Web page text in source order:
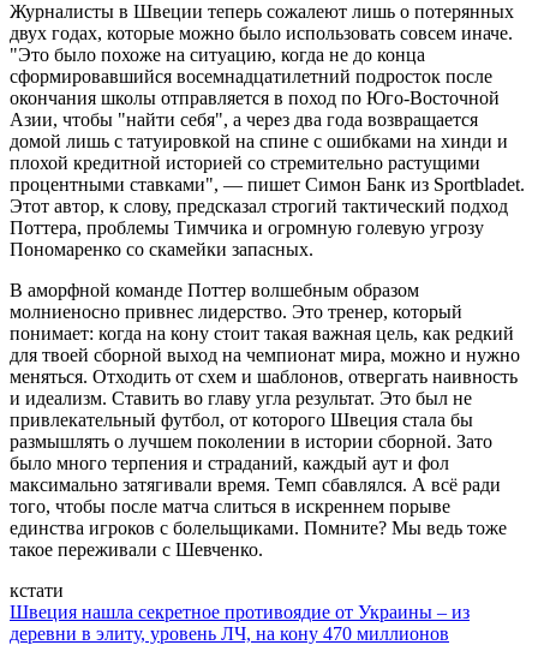
Журналисты в Швеции теперь сожалеют лишь о потерянных
двух годах, которые можно было использовать совсем иначе.
"Это было похоже на ситуацию, когда не до конца
сформировавшийся восемнадцатилетний подросток после
окончания школы отправляется в поход по Юго-Восточной
Азии, чтобы "найти себя", а через два года возвращается
домой лишь с татуировкой на спине с ошибками на хинди и
плохой кредитной историей со стремительно растущими
процентными ставками", — пишет Симон Банк из Sportbladet.
Этот автор, к слову, предсказал строгий тактический подход
Поттера, проблемы Тимчика и огромную голевую угрозу
Пономаренко со скамейки запасных.
В аморфной команде Поттер волшебным образом
молниеносно привнес лидерство. Это тренер, который
понимает: когда на кону стоит такая важная цель, как редкий
для твоей сборной выход на чемпионат мира, можно и нужно
меняться. Отходить от схем и шаблонов, отвергать наивность
и идеализм. Ставить во главу угла результат. Это был не
привлекательный футбол, от которого Швеция стала бы
размышлять о лучшем поколении в истории сборной. Зато
было много терпения и страданий, каждый аут и фол
максимально затягивали время. Темп сбавлялся. А всё ради
того, чтобы после матча слиться в искреннем порыве
единства игроков с болельщиками. Помните? Мы ведь тоже
такое переживали с Шевченко.
кстати
Швеция нашла секретное противоядие от Украины – из
деревни в элиту, уровень ЛЧ, на кону 470 миллионов